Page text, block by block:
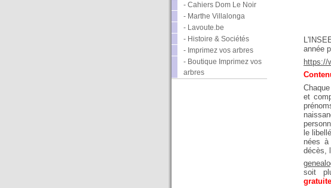
- Cahiers Dom Le Noir
- Marthe Villalonga
- Lavoute.be
- Histoire & Sociétés
- Imprimez vos arbres
- Boutique Imprimez vos
arbres
année
https://
et
le
nées
décès,
soit